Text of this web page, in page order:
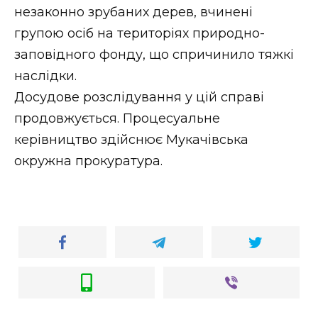
незаконно зрубаних дерев, вчинені
групою осіб на територіях природно-
заповідного фонду, що спричинило тяжкі
наслідки.
Досудове розслідування у цій справі
продовжується. Процесуальне
керівництво здійснює Мукачівська
окружна прокуратура.